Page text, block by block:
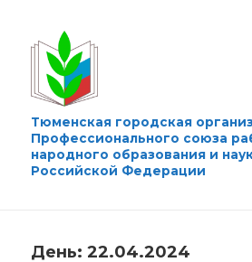
Тюменская городская
Профессионального союза
народного образования и
Российской Федерации
День:22.04.2024